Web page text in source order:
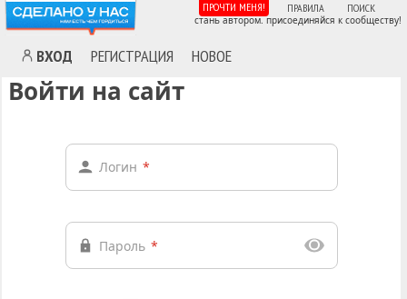
ВХОД РЕГИСТРАЦИЯ НОВОЕ
ПРОЧТИ МЕНЯ! ПРАВИЛА ПОИСК
стань автором. присоединяйся к сообществу!
Войти на сайт
Логин *
Пароль *